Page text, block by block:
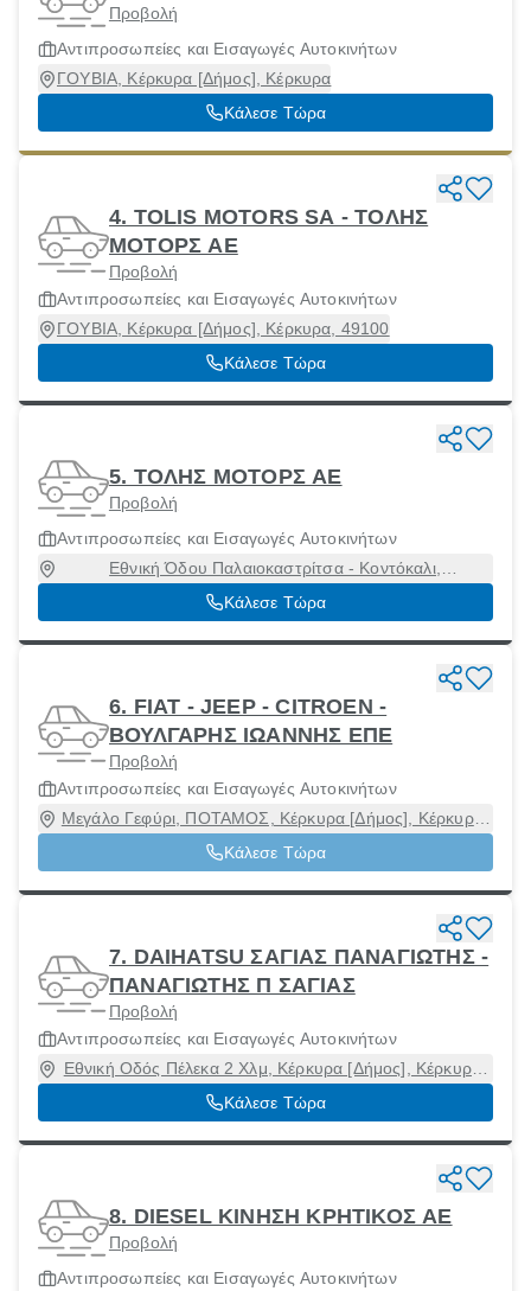
Προβολή
Αντιπροσωπείες και Εισαγωγές Αυτοκινήτων
ΓΟΥΒΙΑ, Κέρκυρα [Δήμος], Κέρκυρα
Κάλεσε Τώρα
4. TOLIS MOTORS SA - ΤΟΛΗΣ
ΜΟΤΟΡΣ ΑΕ
Προβολή
Αντιπροσωπείες και Εισαγωγές Αυτοκινήτων
ΓΟΥΒΙΑ, Κέρκυρα [Δήμος], Κέρκυρα, 49100
Κάλεσε Τώρα
5. ΤΟΛΗΣ ΜΟΤΟΡΣ ΑΕ
Προβολή
Αντιπροσωπείες και Εισαγωγές Αυτοκινήτων
Εθνική Όδου Παλαιοκαστρίτσα - Κοντόκαλι,
ΚΟΝΤΟΚΑΛΙ, Κέρκυρα [Δήμος], Κέρκυρα, 49100
Κάλεσε Τώρα
6. FIAT - JEEP - CITROEN -
ΒΟΥΛΓΑΡΗΣ ΙΩΑΝΝΗΣ ΕΠΕ
Προβολή
Αντιπροσωπείες και Εισαγωγές Αυτοκινήτων
Μεγάλο Γεφύρι, ΠΟΤΑΜΟΣ, Κέρκυρα [Δήμος], Κέρκυρα,
49100
Κάλεσε Τώρα
7. DAIHATSU ΣΑΓΙΑΣ ΠΑΝΑΓΙΩΤΗΣ -
ΠΑΝΑΓΙΩΤΗΣ Π ΣΑΓΙΑΣ
Προβολή
Αντιπροσωπείες και Εισαγωγές Αυτοκινήτων
Εθνική Οδός Πέλεκα 2 Χλμ, Κέρκυρα [Δήμος], Κέρκυρα,
49100
Κάλεσε Τώρα
8. DIESEL ΚΙΝΗΣΗ ΚΡΗΤΙΚΟΣ ΑΕ
Προβολή
Αντιπροσωπείες και Εισαγωγές Αυτοκινήτων